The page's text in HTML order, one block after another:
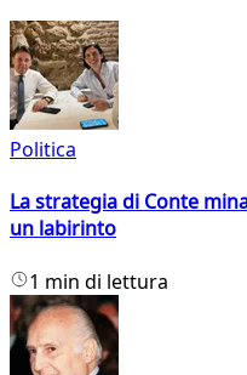
Politica
La strategia di Conte
un labirinto
1 min di lettura